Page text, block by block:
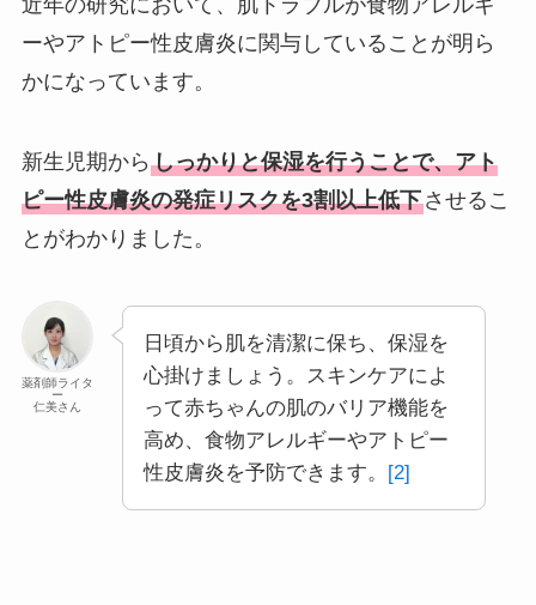
ーやアトピー性皮膚炎に関与していることが明ら
かになっています。
新生児期から しっかりと保湿を行うことで、アト
ピー性皮膚炎の発症リスクを3割以上低下させるこ
とがわかりました。
薬剤師ライタ
ー
仁美さん
日頃から肌を清潔に保ち、保湿を
心掛けましょう。スキンケアによ
って赤ちゃんの肌のバリア機能を
高め、食物アレルギーやアトピー
性皮膚炎を予防できます。
[2]